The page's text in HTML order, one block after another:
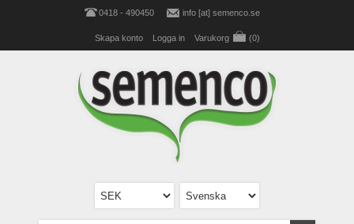
0418 - 490450 info [at] semenco.se
Skapa konto Logga in Varukorg (0)